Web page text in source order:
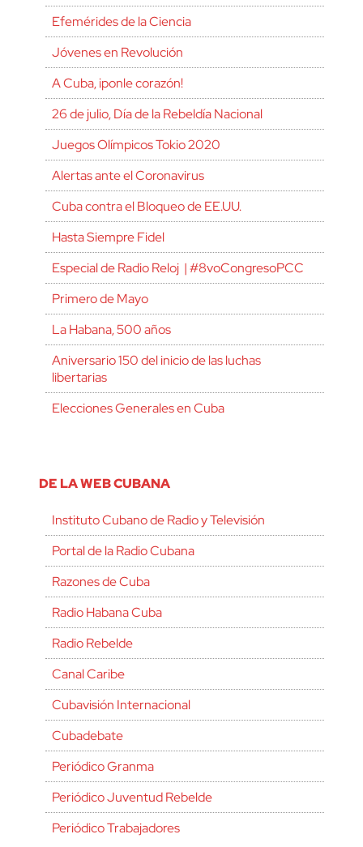
Efemérides de la Ciencia
Jóvenes en Revolución
A Cuba, ¡ponle corazón!
26 de julio, Día de la Rebeldía Nacional
Juegos Olímpicos Tokio 2020
Alertas ante el Coronavirus
Cuba contra el Bloqueo de EE.UU.
Hasta Siempre Fidel
Especial de Radio Reloj | #8voCongresoPCC
Primero de Mayo
La Habana, 500 años
Aniversario 150 del inicio de las luchas
libertarias
Elecciones Generales en Cuba
DE LA WEB CUBANA
Instituto Cubano de Radio y Televisión
Portal de la Radio Cubana
Razones de Cuba
Radio Habana Cuba
Radio Rebelde
Canal Caribe
Cubavisión Internacional
Cubadebate
Periódico Granma
Periódico Juventud Rebelde
Periódico Trabajadores